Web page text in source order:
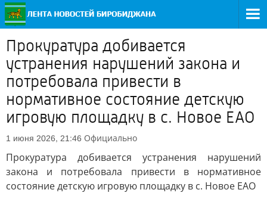
Прокуратура добивается
устранения нарушений закона и
потребовала привести в
нормативное состояние детскую
игровую площадку в с. Новое ЕАО
1 июня 2026, 21:46 Официально
Прокуратура добивается устранения нарушений
закона и потребовала привести в нормативное
состояние детскую игровую площадку в с. Новое ЕАО